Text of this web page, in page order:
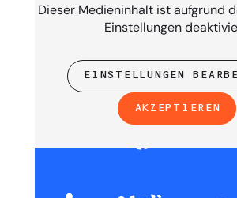
Dieser Medieninhalt ist aufgrund
Einstellungen
EINSTELLUNGEN
AKZEPTIEREN